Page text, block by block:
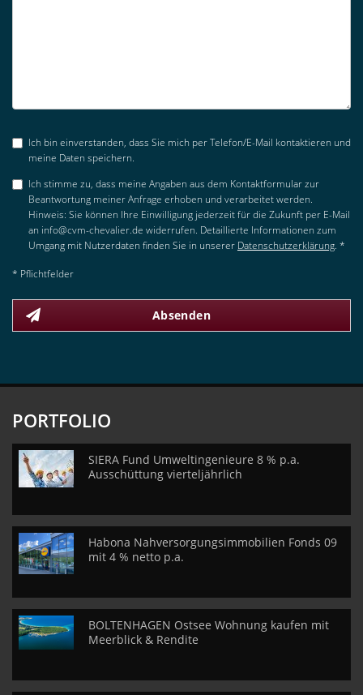
Ich bin einverstanden, dass Sie mich per Telefon/E-Mail kontaktieren und
meine Daten speichern.
Ich stimme zu, dass meine Angaben aus dem Kontaktformular zur
Beantwortung meiner Anfrage erhoben und verarbeitet werden.
Hinweis: Sie können Ihre Einwilligung jederzeit für die Zukunft per E-Mail
an info@cvm-chevalier.de widerrufen. Detaillierte Informationen zum
Umgang mit Nutzerdaten finden Sie in unserer Datenschutzerklärung. *
* Pflichtfelder
Absenden
PORTFOLIO
SIERA Fund Umweltingenieure 8 % p.a.
Ausschüttung vierteljährlich
Habona Nahversorgungsimmobilien Fonds 09
mit 4 % netto p.a.
BOLTENHAGEN Ostsee Wohnung kaufen mit
Meerblick & Rendite